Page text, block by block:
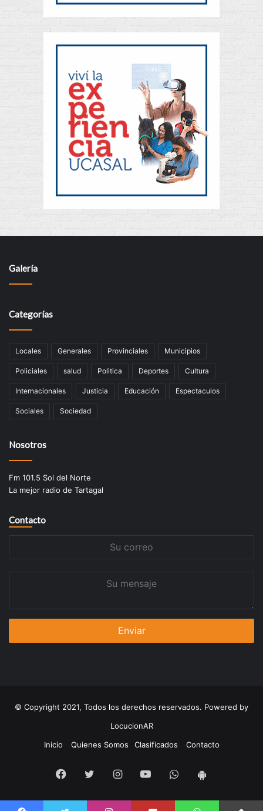
Galería
Categorías
Locales Generales Provinciales Municipios
Policiales salud Politica Deportes Cultura
Internacionales Justicia Educación Espectaculos
Sociales Sociedad
Nosotros
Fm 101.5 Sol del Norte
La mejor radio de Tartagal
Contacto
© Copyright 2021, Todos los derechos reservados. Powered by
LocucionAR
Inicio
Quienes Somos Clasificados Contacto
Facebook
TwitterInstagramYoutubeWhatsapp
Android